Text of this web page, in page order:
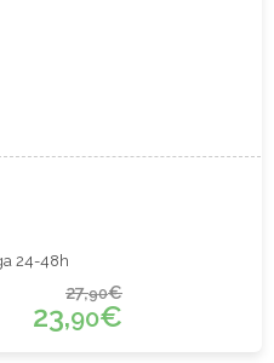
24-48h
27,90€
23,90€